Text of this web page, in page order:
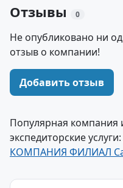
Отзывы 0
Не опубликовано ни
отзыв о компании!
Добавить отзыв
Популярная компания
экспедиторские услуги:
КОМПАНИЯ ФИЛИАЛ